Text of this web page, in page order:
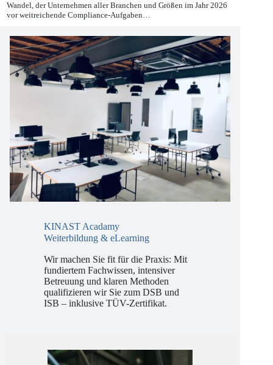
Die europäische Regulierungslandschaft befindet sich in einem
Wandel, der Unternehmen aller Branchen und Größen im Jahr 2026
KINAST Acadamy
Wir machen Sie fit für die Praxis: Mit
fundiertem Fachwissen, intensiver
Betreuung und klaren Methoden
qualifizieren wir Sie zum DSB und